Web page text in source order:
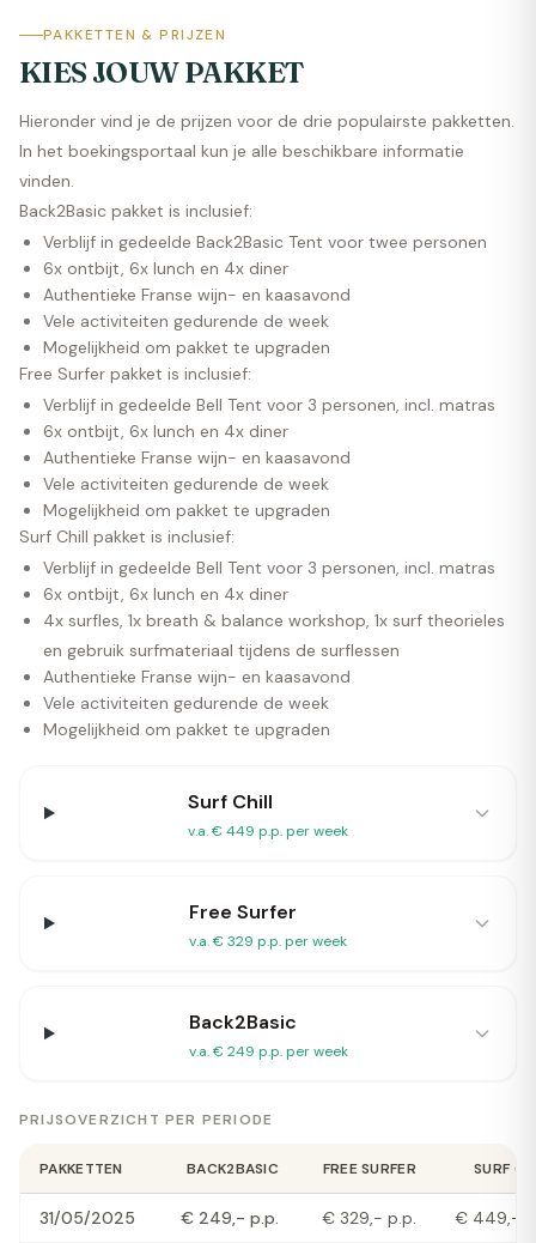
PAKKETTEN & PRIJZEN
KIES JOUW PAKKET
Hieronder vind je de prijzen voor de drie populairste pakketten.
In het boekingsportaal kun je alle beschikbare informatie
vinden.
Back2Basic pakket is inclusief:
Verblijf in gedeelde Back2Basic Tent voor twee personen
6x ontbijt, 6x lunch en 4x diner
Authentieke Franse wijn- en kaasavond
Vele activiteiten gedurende de week
Mogelijkheid om pakket te upgraden
Free Surfer pakket is inclusief:
Verblijf in gedeelde Bell Tent voor 3 personen, incl. matras
6x ontbijt, 6x lunch en 4x diner
Authentieke Franse wijn- en kaasavond
Vele activiteiten gedurende de week
Mogelijkheid om pakket te upgraden
Surf Chill pakket is inclusief:
Verblijf in gedeelde Bell Tent voor 3 personen, incl. matras
6x ontbijt, 6x lunch en 4x diner
4x surfles, 1x breath & balance workshop, 1x surf theorieles
en gebruik surfmateriaal tijdens de surflessen
Authentieke Franse wijn- en kaasavond
Vele activiteiten gedurende de week
Mogelijkheid om pakket te upgraden
Surf Chill
v.a. € 449 p.p. per week
Free Surfer
v.a. € 329 p.p. per week
Back2Basic
v.a. € 249 p.p. per week
PRIJSOVERZICHT PER PERIODE
PAKKETTEN BACK2BASIC FREE SURFER SURF
31/05/2025 € 249,- p.p. € 329,- p.p. € 449,-